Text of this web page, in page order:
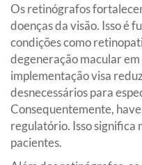
Os retinógrafos
doenças da visão. Isso é
condições como
degeneração macular em
implementação visa
desnecessários para
Consequentemente,
regulatório. Isso significa
pacientes.